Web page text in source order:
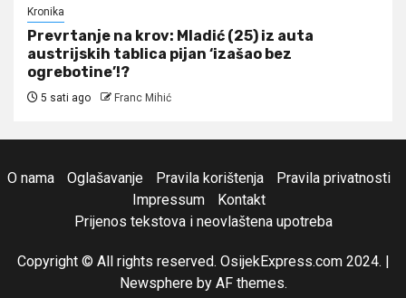
Kronika
Prevrtanje na krov: Mladić (25) iz auta
austrijskih tablica pijan ‘izašao bez
ogrebotine’!?
5 sati ago Franc Mihić
O nama Oglašavanje Pravila korištenja
Pravila privatnosti
Impressum
Kontakt
Prijenos tekstova i neovlaštena upotreba
Copyright © All rights reserved. OsijekExpress.com 2024. |
Newsphereby AF themes.